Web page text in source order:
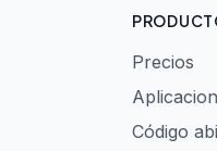
Precios
Código